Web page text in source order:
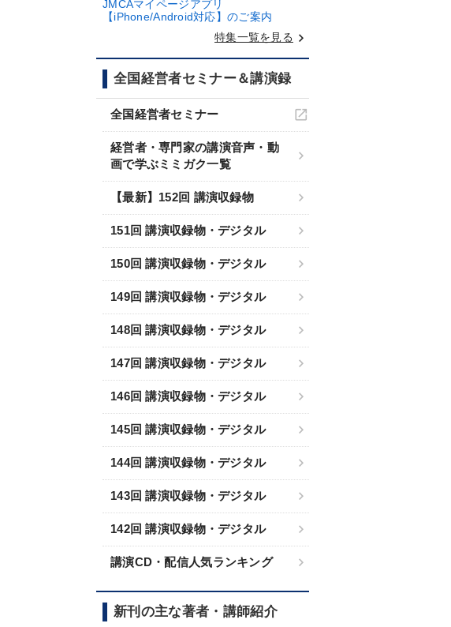
JMCAマイページアプリ
【iPhone/Android対応】のご案内
特集一覧を見る keyboard_arrow_right
全国経営者セミナー＆講演録
全国経営者セミナー
経営者・専門家の講演音声・動
画で学ぶミミガク一覧
【最新】152回 講演収録物
151回 講演収録物・デジタル
150回 講演収録物・デジタル
149回 講演収録物・デジタル
148回 講演収録物・デジタル
147回 講演収録物・デジタル
146回 講演収録物・デジタル
145回 講演収録物・デジタル
144回 講演収録物・デジタル
143回 講演収録物・デジタル
142回 講演収録物・デジタル
講演CD・配信人気ランキング
新刊の主な著者・講師紹介